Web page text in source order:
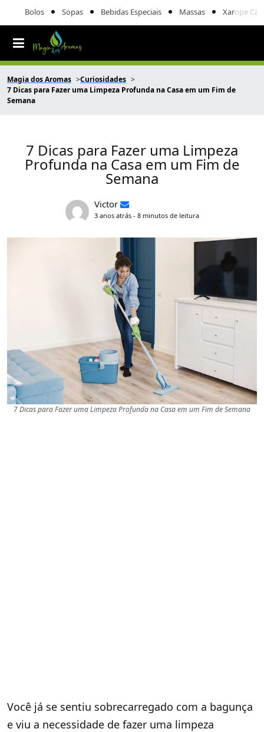
Bolos Sopas Bebidas Especiais Massas Xarope
Magia dos Aromas
Curiosidades
7 Dicas para Fazer uma Limpeza Profunda na Casa em um Fim de
Semana
7 Dicas para Fazer uma Limpeza
Profunda na Casa em um Fim de
Semana
Victor
3 anos atrás - 8 minutos de leitura
7 Dicas para Fazer uma Limpeza Profunda na Casa em um Fim de Semana
Você já se sentiu sobrecarregado com a bagunça
e viu a necessidade de fazer uma limpeza